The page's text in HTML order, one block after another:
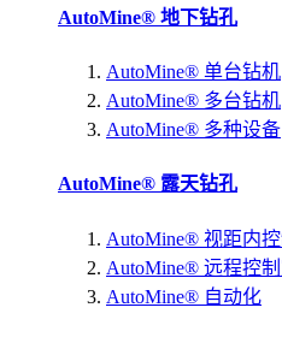
AutoMine® 地下钻孔
AutoMine® 单台钻机
AutoMine® 多台钻机
AutoMine® 多种设备
AutoMine® 露天钻孔
AutoMine® 视距内控
AutoMine® 远程控
AutoMine® 自动化